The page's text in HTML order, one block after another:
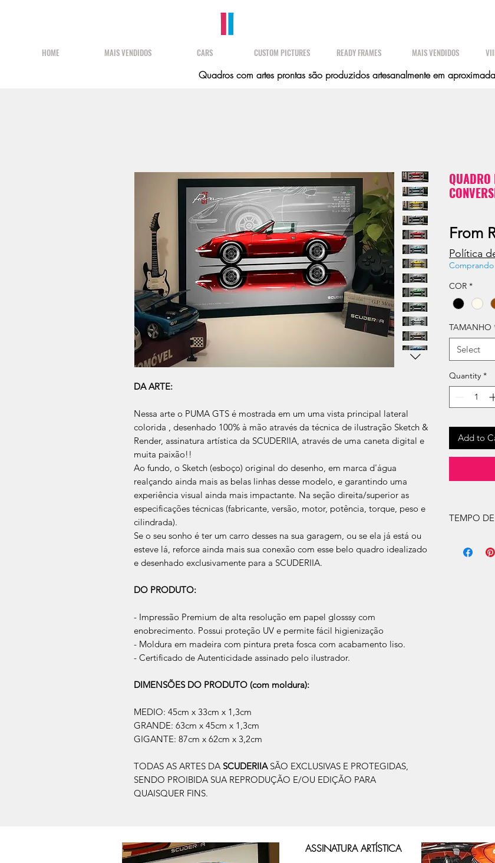
HOME MAIS VENDIDOS CARS CUSTOM PICTURES READY FRAMES MAIS VENDIDOS
Quadros com artes prontas são produzidos artesanalmente em
DA ARTE:
Nessa arte o PUMA GTS é mostrada em um uma vista principal lateral
colorida , desenhado 100% à mão através da técnica de ilustração Sketch &
Render, assinatura artística da SCUDERIIA, através de uma caneta digital e
muita paixão!!
Ao fundo, o Sketch (esboço) original do desenho, em marca d'água
realçando ainda mais as belas linhas desse modelo, e garantindo uma
experiência visual ainda mais impactante. Na seção direita/superior as
especificações técnicas (fabricante, versão, motor, potência, torque, peso e
cilindrada).
Se o seu sonho é ter um carro desses na sua garagem, ou se ela já está ou
esteve lá, reforce ainda mais sua conexão com esse belo quadro idealizado
e desenhado exclusivamente para a SCUDERIIA.
DO PRODUTO:
- Impressão Premium de alta resolução em papel glosssy com
enobrecimento. Possui proteção UV e permite fácil higienização
- Moldura em madeira com pintura preta fosca com acabamento liso.
- Certificado de Autenticidade assinado pelo ilustrador.
DIMENSÕES DO PRODUTO (com moldura):
MEDIO: 45cm x 33cm x 1,3cm
GRANDE: 63cm x 45cm x 1,3cm
GIGANTE: 87cm x 62cm x 3,2cm
TODAS AS ARTES DA SCUDERIIA SÃO EXCLUSIVAS E PROTEGIDAS,
SENDO PROIBIDA SUA REPRODUÇÃO E/OU EDIÇÃO PARA
QUAISQUER FINS.
From
Política
COR *
TAMANHO
Select
Quantity *
Add to
TEMPO
úteis, após
ASSINATURA ARTÍSTICA